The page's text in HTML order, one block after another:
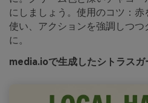
にしましょう。使用のコツ：
使い、アクションを強調しつつ
に。
media.ioで生成したシトラスガ